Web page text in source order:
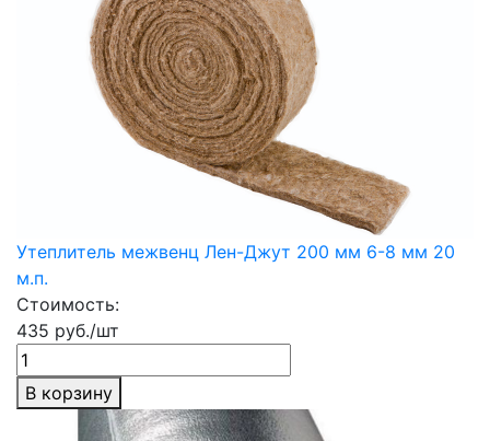
Утеплитель межвенц Лен-Джут 200 мм 6-8 мм 20
м.п.
Стоимость:
435 руб./шт
В корзину